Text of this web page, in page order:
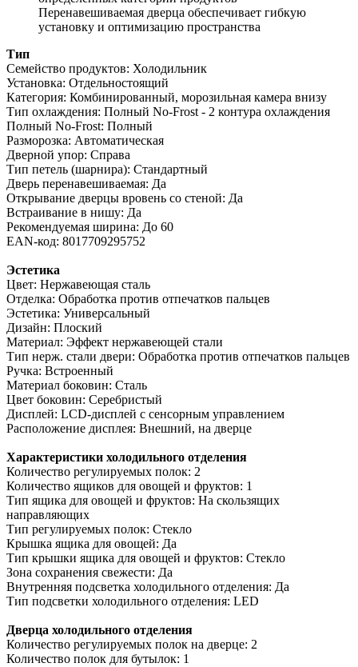
Перенавешиваемая дверца обеспечивает гибкую
установку и оптимизацию пространства
Тип
Семейство продуктов: Холодильник
Установка: Отдельностоящий
Категория: Комбинированный, морозильная камера внизу
Тип охлаждения: Полный No-Frost - 2 контура охлаждения
Полный No-Frost: Полный
Разморозка: Автоматическая
Дверной упор: Справа
Тип петель (шарнира): Стандартный
Дверь перенавешиваемая: Да
Открывание дверцы вровень со стеной: Да
Встраивание в нишу: Да
Рекомендуемая ширина: До 60
EAN-код: 8017709295752
Эстетика
Цвет: Нержавеющая сталь
Отделка: Обработка против отпечатков пальцев
Эстетика: Универсальный
Дизайн: Плоский
Материал: Эффект нержавеющей стали
Тип нерж. стали двери: Обработка против отпечатков пальцев
Ручка: Встроенный
Материал боковин: Сталь
Цвет боковин: Серебристый
Дисплей: LCD-дисплей с сенсорным управлением
Расположение дисплея: Внешний, на дверце
Характеристики холодильного отделения
Количество регулируемых полок: 2
Количество ящиков для овощей и фруктов: 1
Тип ящика для овощей и фруктов: На скользящих
направляющих
Тип регулируемых полок: Стекло
Крышка ящика для овощей: Да
Тип крышки ящика для овощей и фруктов: Стекло
Зона сохранения свежести: Да
Внутренняя подсветка холодильного отделения: Да
Тип подсветки холодильного отделения: LED
Дверца холодильного отделения
Количество регулируемых полок на дверце: 2
Количество полок для бутылок: 1